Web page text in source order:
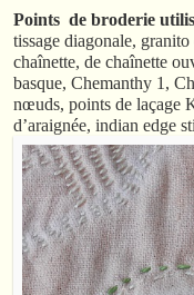
Points de broderie
tissage diagonale,
chaînette, de chaînette
basque, Chemanthy 1,
nœuds, points de laçage
d’araignée, indian edge